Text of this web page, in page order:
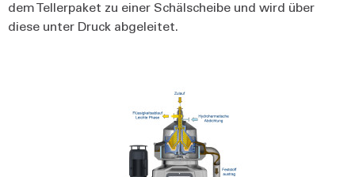
dem Tellerpaket zu einer Schälscheibe und wird über
diese unter Druck abgeleitet.